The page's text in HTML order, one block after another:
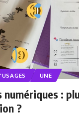
UNE
numériques :
?